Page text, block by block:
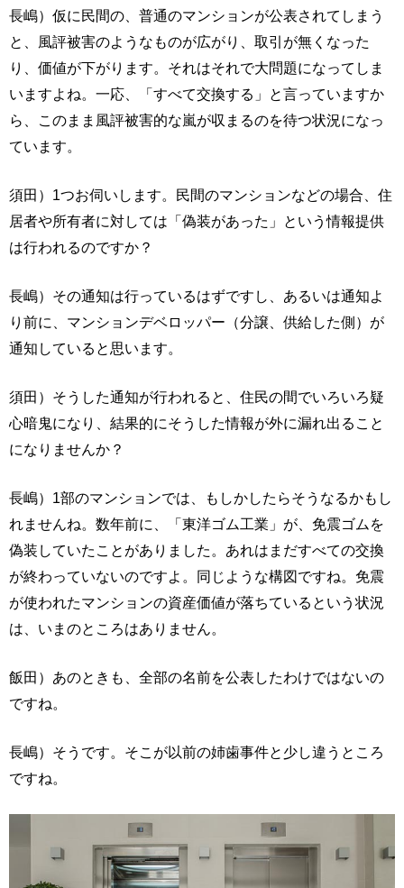
長嶋）仮に民間の、普通のマンションが公表されてしまう
と、風評被害のようなものが広がり、取引が無くなった
り、価値が下がります。それはそれで大問題になってしま
いますよね。一応、「すべて交換する」と言っていますか
ら、このまま風評被害的な嵐が収まるのを待つ状況になっ
ています。
須田）1つお伺いします。民間のマンションなどの場合、住
居者や所有者に対しては「偽装があった」という情報提供
は行われるのですか？
長嶋）その通知は行っているはずですし、あるいは通知よ
り前に、マンションデベロッパー（分譲、供給した側）が
通知していると思います。
須田）そうした通知が行われると、住民の間でいろいろ疑
心暗鬼になり、結果的にそうした情報が外に漏れ出ること
になりませんか？
長嶋）1部のマンションでは、もしかしたらそうなるかもし
れませんね。数年前に、「東洋ゴム工業」が、免震ゴムを
偽装していたことがありました。あれはまだすべての交換
が終わっていないのですよ。同じような構図ですね。免震
が使われたマンションの資産価値が落ちているという状況
は、いまのところはありません。
飯田）あのときも、全部の名前を公表したわけではないの
ですね。
長嶋）そうです。そこが以前の姉歯事件と少し違うところ
ですね。